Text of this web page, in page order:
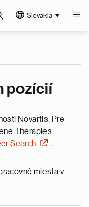
Slovakia
pozícií
Novartis. Pre
Therapies
Search .
miesta v